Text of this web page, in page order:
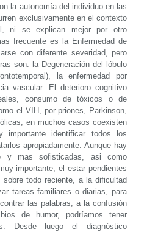
la autonomía del individuo en las
exclusivamente en el contexto
ni se explican mejor por otro
frecuente es la Enfermedad de
con diferente severidad, pero
son: la Degeneración del lóbulo
la enfermedad por
vascular. El deterioro cognitivo
consumo de tóxicos o de
el VIH, por priones, Parkinson,
en muchos casos coexisten
identificar todos los
apropiadamente. Aunque hay
y mas sofisticadas, asi como
importante, el estar pendientes
todo reciente, a la dificultad
tareas familiares o diarias, para
las palabras, a la confusión
de humor, podríamos tener
Desde luego el diagnóstico